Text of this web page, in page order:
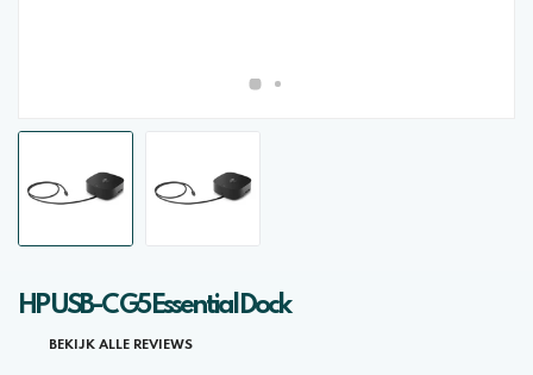
HP USB-C G5 Essential Dock
BEKIJK ALLE REVIEWS